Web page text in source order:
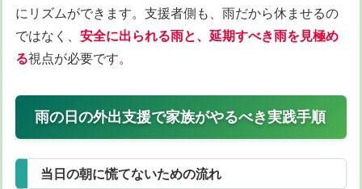
にリズムができます。支援者側も、雨だから休ませるの
ではなく、 安全に出られる雨と、延期すべき雨を見極め
る視点が必要です。
雨の日の外出支援で家族がやるべき実践手順
当日の朝に慌てないための流れ